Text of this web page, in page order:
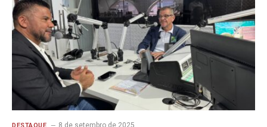
DESTAQUE 8 de setembro de 2025